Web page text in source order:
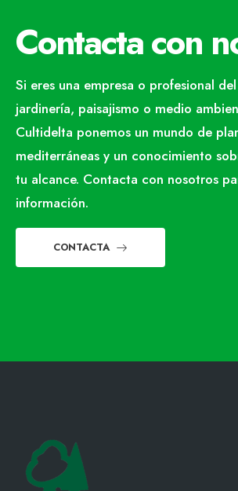
Contacta con
Si eres una empresa o profesional
jardinería, paisajismo o medio
Cultidelta ponemos un mundo de
mediterráneas y un conocimiento
tu alcance. Contacta con nosotros
información.
CONTACTA